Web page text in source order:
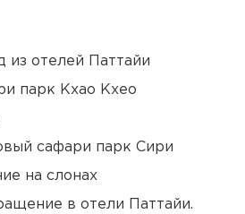
из отелей Паттайи
парк Кхао Кхео
сафари парк Сири
на слонах
в отели Паттайи.